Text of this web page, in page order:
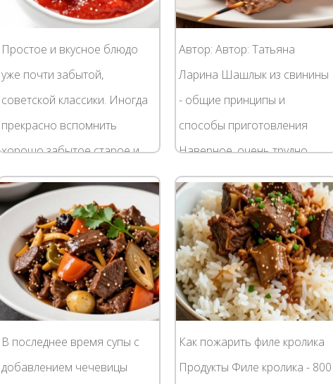
Простое и вкусное блюдо
уже почти забытой,
советской классики. Иногда
прекрасно вспомнить
хорошо забытое старое и
порадовать себя и близких
незатейливым
приготовлением гуляша с
подливкой....
Автор: Автор: Татьяна
Ларина Шашлык из свинины
- общие принципы и
способы приготовления
Наверное, очень трудно
встретить человека, который
бы не любил шашлык. Но
сразу оговоримся -
однозначного...
В последнее время супы с
добавлением чечевицы
Как пожарить филе кролика
Продукты Филе кролика - 800